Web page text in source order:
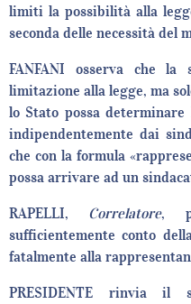
limiti la possibilità alla
seconda delle necessità del
FANFANI osserva che
limitazione alla legge, ma
lo Stato possa
indipendentemente dai
che con la formula
possa arrivare ad un
RAPELLI, Correlatore,
sufficientemente conto
fatalmente alla
PRESIDENTE rinvia il